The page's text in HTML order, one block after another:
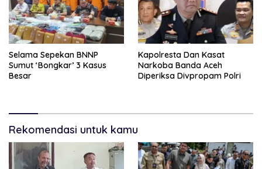
Selama Sepekan BNNP
Sumut ‘Bongkar’ 3 Kasus
Besar
Kapolresta Dan Kasat
Narkoba Banda Aceh
Diperiksa Divpropam Polri
Rekomendasi untuk kamu